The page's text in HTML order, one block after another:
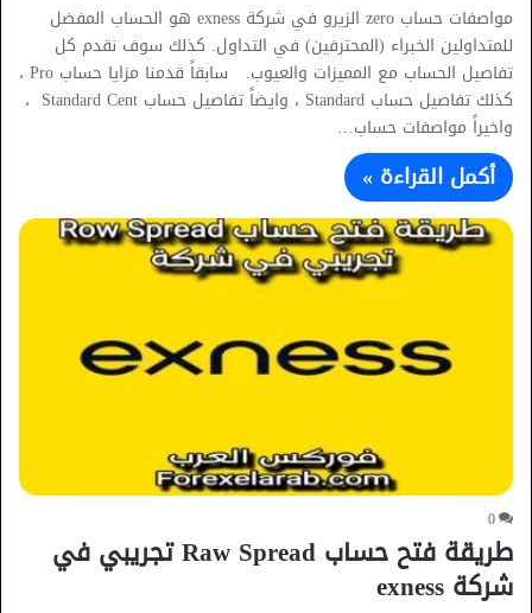
مواصفات حساب zero الزيرو في شركة exness هو الحساب المفضل
للمتداولين الخبراء (المحترفين) في التداول. كذلك سوف نقدم كل
تفاصيل الحساب مع المميزات والعيوب. سابقاً قدمنا مزايا حساب Pro ،
كذلك تفاصيل حساب Standard ، وايضاً تفاصيل حساب Standard Cent ،
واخيراً مواصفات حساب…
أكمل القراءة »
0
طريقة فتح حساب Raw Spread تجريبي في
شركة exness